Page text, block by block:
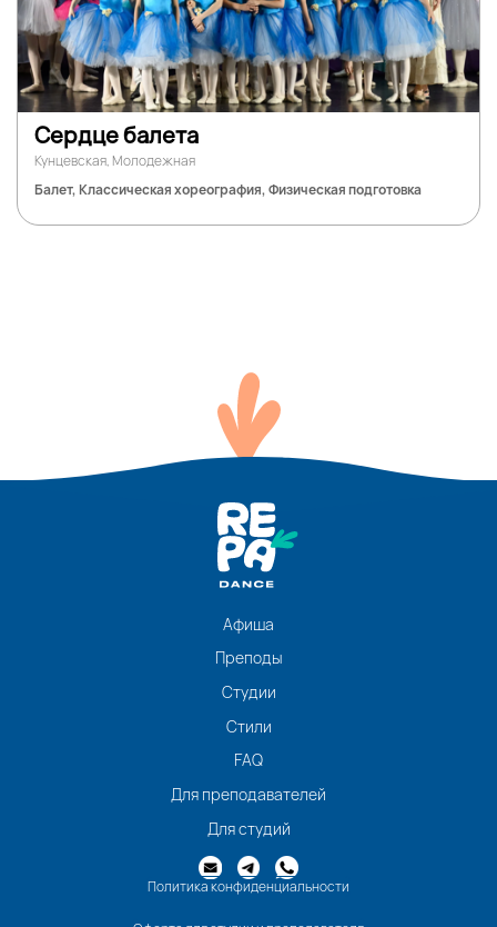
Сердце балета
Кунцевская, Молодежная
Балет, Классическая хореография, Физическая подготовка
Афиша
Преподы
Студии
Стили
FAQ
Для преподавателей
Для студий
Политика конфиденциальности